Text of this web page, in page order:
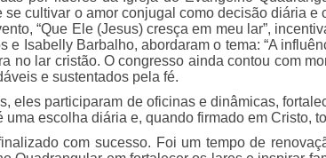
se cultivar o amor conjugal como decisão diária
“Que Ele (Jesus) cresça em meu lar”,
Isabelly Barbalho, abordaram o tema: “A
no lar cristão. O congresso ainda contou com
e sustentados pela fé.
eles participaram de oficinas e dinâmicas,
escolha diária e, quando firmado em Cristo,
com sucesso. Foi um tempo de